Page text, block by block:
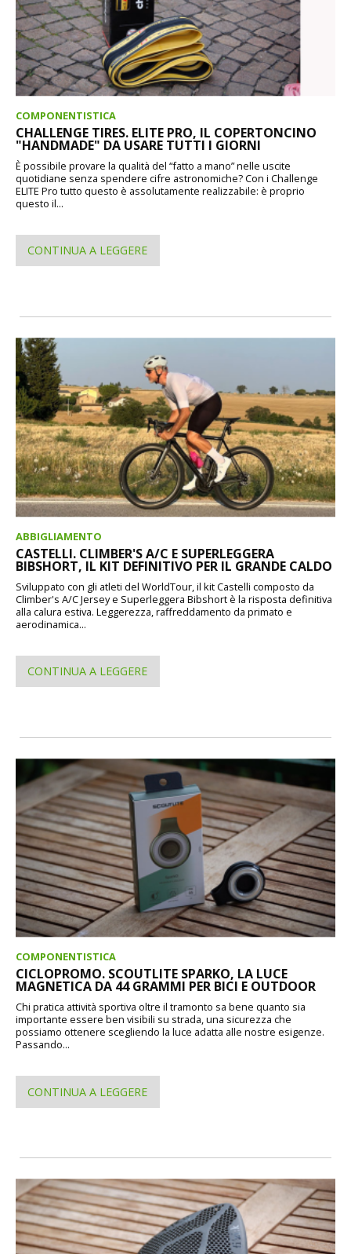
COMPONENTISTICA
CHALLENGE TIRES. ELITE PRO, IL COPERTONCINO
"HANDMADE" DA USARE TUTTI I GIORNI
È possibile provare la qualità del “fatto a mano” nelle uscite
quotidiane senza spendere cifre astronomiche? Con i Challenge
ELITE Pro tutto questo è assolutamente realizzabile: è proprio
questo il...
CONTINUA A LEGGERE
ABBIGLIAMENTO
CASTELLI. CLIMBER'S A/C E SUPERLEGGERA
BIBSHORT, IL KIT DEFINITIVO PER IL GRANDE CALDO
Sviluppato con gli atleti del WorldTour, il kit Castelli composto da
Climber's A/C Jersey e Superleggera Bibshort è la risposta definitiva
alla calura estiva. Leggerezza, raffreddamento da primato e
aerodinamica...
CONTINUA A LEGGERE
COMPONENTISTICA
CICLOPROMO. SCOUTLITE SPARKO, LA LUCE
MAGNETICA DA 44 GRAMMI PER BICI E OUTDOOR
Chi pratica attività sportiva oltre il tramonto sa bene quanto sia
importante essere ben visibili su strada, una sicurezza che
possiamo ottenere scegliendo la luce adatta alle nostre esigenze.
Passando...
CONTINUA A LEGGERE